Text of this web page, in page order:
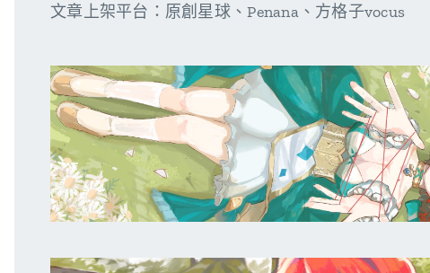
文章上架平台：原創星球、Penana、方格子vocus